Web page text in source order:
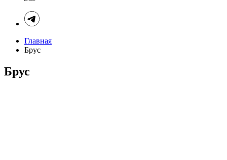
Главная
Брус
Брус